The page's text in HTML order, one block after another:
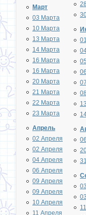
Март
03 Марта
10 Марта
13 Марта
14 Марта
16 Марта
16 Марта
20 Марта
21 Марта
22 Марта
23 Марта
Апрель
02 Апреля
02 Апреля
04 Апреля
06 Апреля
09 Апреля
09 Апреля
10 Апреля
11 Апреля